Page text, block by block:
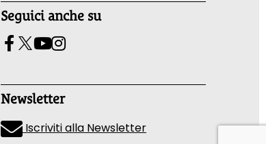
Seguici anche su
Newsletter
Iscriviti alla Newsletter